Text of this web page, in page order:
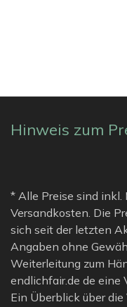
Hinweis zum
* Alle Preise sind inkl.
Versandkosten. Die
sich seit der letzten
Angaben ohne
Weiterleitung zum
endlichfair.de de eine
Ein Überblick über